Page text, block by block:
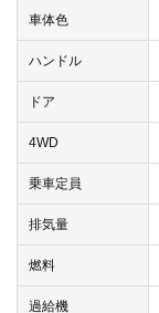
車体色
ハンドル
ドア
4WD
乗車定員
排気量
燃料
過給機